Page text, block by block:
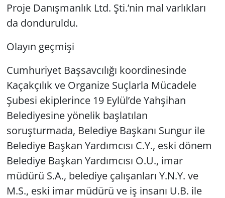
Proje Danışmanlık Ltd. Şti.’nin mal varlıkları
da donduruldu.
Olayın geçmişi
Cumhuriyet Başsavcılığı koordinesinde
Kaçakçılık ve Organize Suçlarla Mücadele
Şubesi ekiplerince 19 Eylül’de Yahşihan
Belediyesine yönelik başlatılan
soruşturmada, Belediye Başkanı Sungur ile
Belediye Başkan Yardımcısı C.Y., eski dönem
Belediye Başkan Yardımcısı O.U., imar
müdürü S.A., belediye çalışanları Y.N.Y. ve
M.S., eski imar müdürü ve iş insanı U.B. ile